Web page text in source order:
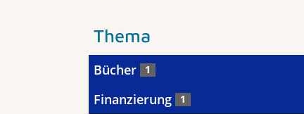
Thema
Bücher 1
Finanzierung 1